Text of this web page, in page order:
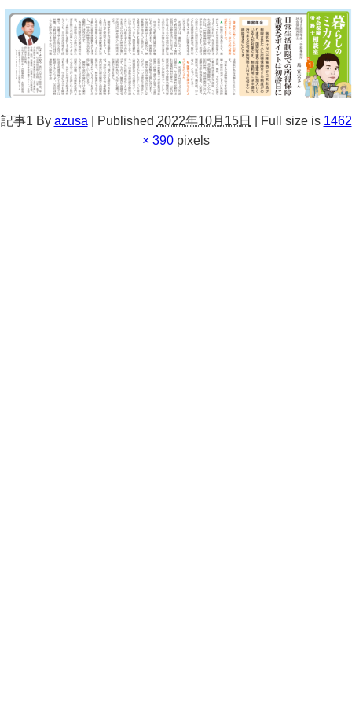
記事1 By azusa | Published 2022年10月15日 | Full size is 1462
× 390 pixels